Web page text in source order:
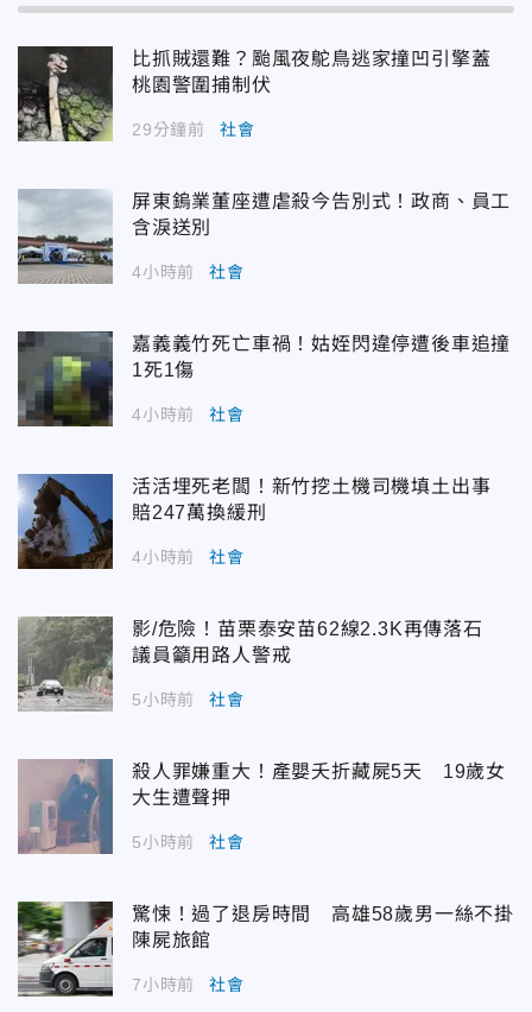
比抓賊還難？颱風夜鴕鳥逃家撞凹引擎蓋
桃園警圍捕制伏
29分鐘前 社會
屏東鎢業董座遭虐殺今告別式！政商、員工
含淚送別
4小時前 社會
嘉義義竹死亡車禍！姑姪閃違停遭後車追撞
1死1傷
4小時前 社會
活活埋死老闆！新竹挖土機司機填土出事
賠247萬換緩刑
4小時前 社會
影/危險！苗栗泰安苗62線2.3K再傳落石
議員籲用路人警戒
5小時前 社會
殺人罪嫌重大！產嬰夭折藏屍5天 19歲女
大生遭聲押
5小時前 社會
驚悚！過了退房時間 高雄58歲男一絲不掛
陳屍旅館
7小時前 社會